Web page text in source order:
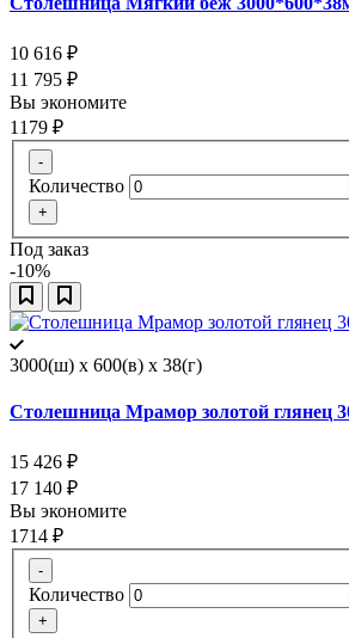
10 616 ₽
11 795 ₽
Вы экономите
1179 ₽
-
Количество
+
Под заказ
-10%
3000(ш) x 600(в) x 38(г)
Столешница Мрамор золотой глянец
15 426 ₽
17 140 ₽
Вы экономите
1714 ₽
-
Количество
+